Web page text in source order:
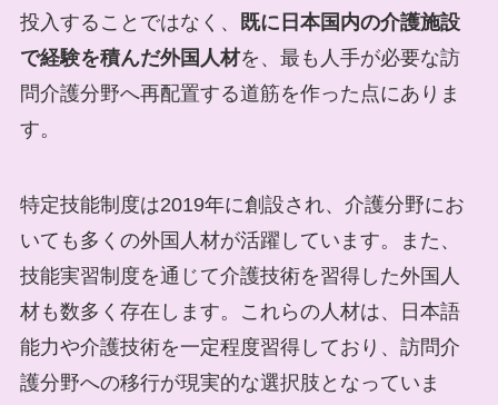
投入することではなく、
既に日本国内の介護施設
で経験を積んだ外国人材を、最も人手が必要な訪
問介護分野へ再配置する道筋を作った点にありま
す。
特定技能制度は2019年に創設され、介護分野にお
いても多くの外国人材が活躍しています。また、
技能実習制度を通じて介護技術を習得した外国人
材も数多く存在します。これらの人材は、日本語
能力や介護技術を一定程度習得しており、訪問介
護分野への移行が現実的な選択肢となっていま